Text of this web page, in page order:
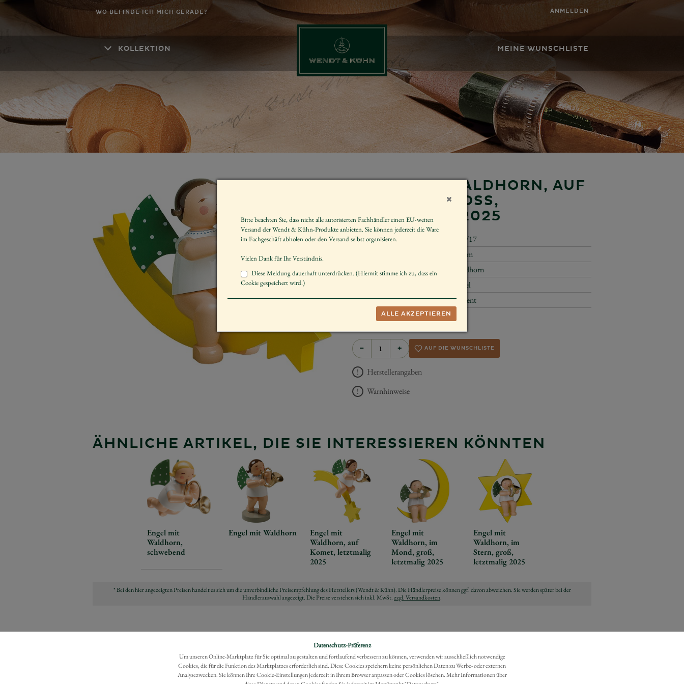
WO BEFINDE ICH MICH GERADE? ANMELDEN
KOLLEKTION MEINE WUNSCHLISTE
ENGEL MIT WALDHORN, AUF
SCHWEIF, GROSS, L
ETZTMALIG 2025
Artikelnummer
773/17
25 cm
Instrument
Waldhorn
Engel
Dekorieren
Advent
UVP *359,00 €
− + AUF DIE WUNSCHLISTE
Herstellerangaben
Warnhinweise
ÄHNLICHE ARTIKEL, DIE SIE INTERESSIEREN KÖNNTEN
Engel mit
Waldhorn,
schwebend
Engel mit Waldhorn
Engel mit
Waldhorn, auf
Komet, letztmalig
2025
Engel mit
Waldhorn, im
Mond, groß,
letztmalig 2025
Engel mit
Waldhorn, im
Stern, groß,
letztmalig 2025
* Bei den hier angezeigten Preisen handelt es sich um die unverbindliche Preisempfehlung des Herstellers (Wendt & Kühn). Die Händlerpreise können ggf. davon abweichen. Sie werden später bei der
Händlerauswahl angezeigt. Die Preise verstehen sich inkl. MwSt.zzgl. Versandkosten.
Datenschutz-Präferenz
Um unseren Online-Marktplatz für Sie optimal zu gestalten und fortlaufend verbessern zu können, verwenden wir ausschließlich notwendige
Cookies, die für die Funktion des Marktplatzes erforderlich sind. Diese Cookies speichern keine persönlichen Daten zu Werbe- oder externen
Analysezwecken. Sie können Ihre Cookie-Einstellungen jederzeit in Ihrem Browser anpassen oder Cookies löschen. Mehr Informationen über
Bitte beachten Sie, dass nicht alle autorisierten Fachhändler einen EU-weiten
Versand der Wendt & Kühn-Produkte anbieten. Sie können jederzeit die Ware
im Fachgeschäft abholen oder den Versand selbst organisieren.
Vielen Dank für Ihr Verständnis.
Diese Meldung dauerhaft unterdrücken. (Hiermit stimme ich zu, dass ein
Cookie gespeichert wird.)
ALLE AKZEPTIEREN